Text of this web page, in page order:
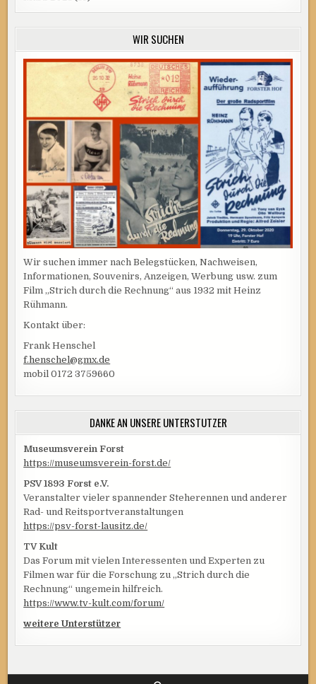
WIR SUCHEN
Wir suchen immer nach Belegstücken, Nachweisen,
Informationen, Souvenirs, Anzeigen, Werbung usw. zum
Film „Strich durch die Rechnung“ aus 1932 mit Heinz
Rühmann.
Kontakt über:
Frank Henschel
f.henschel@gmx.de
mobil 0172 3759660
DANKE AN UNSERE UNTERSTÜTZER
Museumsverein Forst
https://museumsverein-forst.de/
PSV 1893 Forst e.V.
Veranstalter vieler spannender Steherennen und anderer
Rad- und Reitsportveranstaltungen
https://psv-forst-lausitz.de/
TV Kult
Das Forum mit vielen Interessenten und Experten zu
Filmen war für die Forschung zu „Strich durch die
Rechnung“ ungemein hilfreich.
https://www.tv-kult.com/forum/
weitere Unterstützer